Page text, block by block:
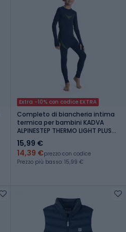
Extra -10% con codice EXTRA
Completo di biancheria intima
termica per bambini KADVA
ALPINESTEP THERMO LIGHT PLUS
senza cuciture blu navy
15,99 €
14,39 €prezzo con codice
Prezzo più basso: 15,99 €